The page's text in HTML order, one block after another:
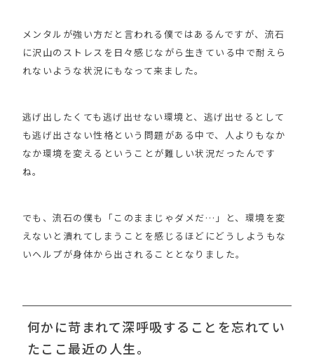
メンタルが強い方だと言われる僕ではあるんですが、流石
に沢山のストレスを日々感じながら生きている中で耐えら
れないような状況にもなって来ました。
逃げ出したくても逃げ出せない環境と、逃げ出せるとして
も逃げ出さない性格という問題がある中で、人よりもなか
なか環境を変えるということが難しい状況だったんです
ね。
でも、流石の僕も「このままじゃダメだ…」と、環境を変
えないと潰れてしまうことを感じるほどにどうしようもな
いヘルプが身体から出されることとなりました。
何かに苛まれて深呼吸することを忘れてい
たここ最近の人生。